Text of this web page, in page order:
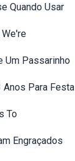
Quando Usar
Um Passarinho
Para Festa
To
Engraçados